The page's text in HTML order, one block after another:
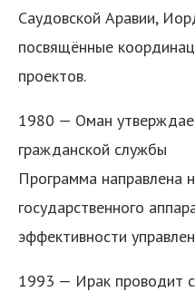
Саудовской Аравии,
посвящённые
проектов.
1980 — Оман
гражданской службы
Программа направлена
государственного
эффективности
1993 — Ирак проводит